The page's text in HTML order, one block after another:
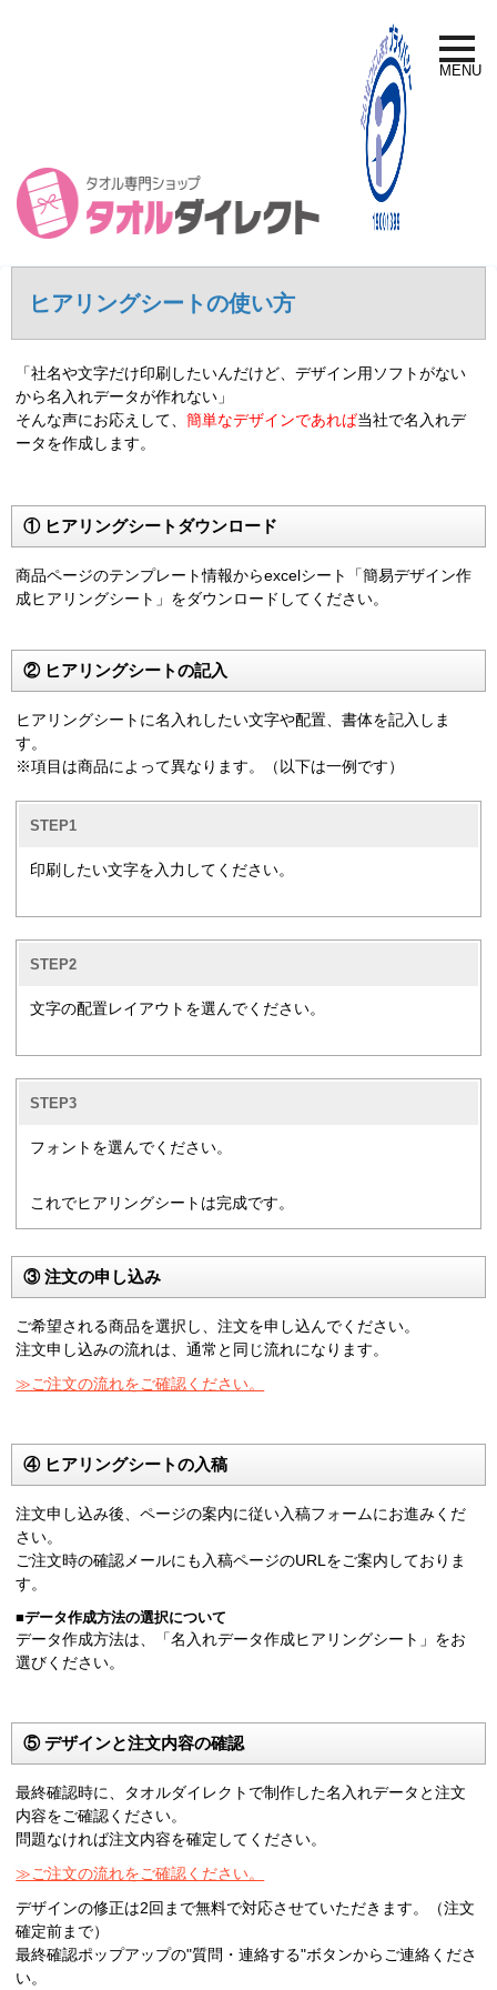
toggle
MENU
ヒアリングシートの使い方
「社名や文字だけ印刷したいんだけど、デザイン用ソフトがない
から名入れデータが作れない」
そんな声にお応えして、簡単なデザインであれば当社で名入れデ
ータを作成します。
① ヒアリングシートダウンロード
商品ページのテンプレート情報からexcelシート「簡易デザイン作
成ヒアリングシート」をダウンロードしてください。
② ヒアリングシートの記入
ヒアリングシートに名入れしたい文字や配置、書体を記入しま
す。
※項目は商品によって異なります。（以下は一例です）
STEP1
印刷したい文字を入力してください。
STEP2
文字の配置レイアウトを選んでください。
STEP3
フォントを選んでください。
これでヒアリングシートは完成です。
③ 注文の申し込み
ご希望される商品を選択し、注文を申し込んでください。
注文申し込みの流れは、通常と同じ流れになります。
≫ご注文の流れをご確認ください。
④ ヒアリングシートの入稿
注文申し込み後、ページの案内に従い入稿フォームにお進みくだ
さい。
ご注文時の確認メールにも入稿ページのURLをご案内しておりま
す。
■データ作成方法の選択について
データ作成方法は、「名入れデータ作成ヒアリングシート」をお
選びください。
⑤ デザインと注文内容の確認
最終確認時に、タオルダイレクトで制作した名入れデータと注文
内容をご確認ください。
問題なければ注文内容を確定してください。
≫ご注文の流れをご確認ください。
デザインの修正は2回まで無料で対応させていただきます。（注文
確定前まで）
最終確認ポップアップの"質問・連絡する"ボタンからご連絡くださ
い。